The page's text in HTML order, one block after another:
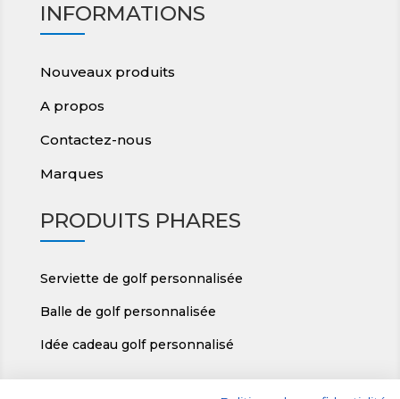
INFORMATIONS
Nouveaux produits
A propos
Contactez-nous
Marques
PRODUITS PHARES
Serviette de golf personnalisée
Balle de golf personnalisée
Idée cadeau golf personnalisé